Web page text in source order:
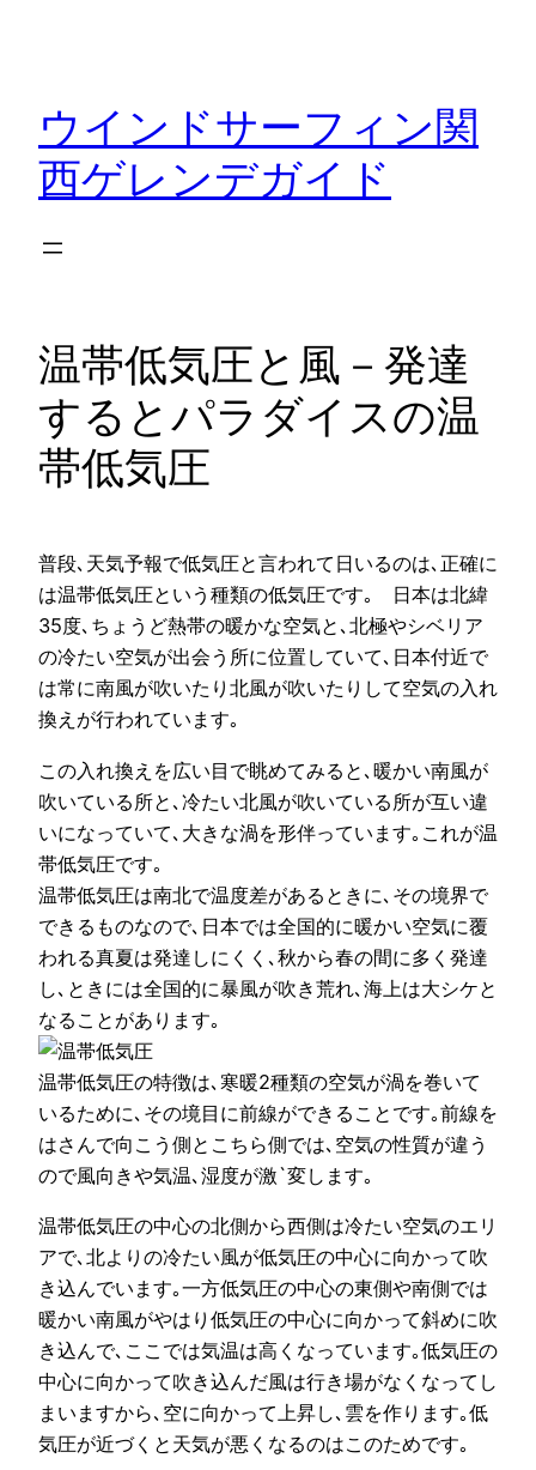
ウインドサーフィン関
西ゲレンデガイド
温帯低気圧と風－発達
するとパラダイスの温
帯低気圧
普段､天気予報で低気圧と言われて日いるのは､正確に
は温帯低気圧という種類の低気圧です｡ 日本は北緯
35度､ちょうど熱帯の暖かな空気と､北極やシベリア
の冷たい空気が出会う所に位置していて､日本付近で
は常に南風が吹いたり北風が吹いたりして空気の入れ
換えが行われています｡
この入れ換えを広い目で眺めてみると､暖かい南風が
吹いている所と､冷たい北風が吹いている所が互い違
いになっていて､大きな渦を形伴っています｡これが温
帯低気圧です｡
温帯低気圧は南北で温度差があるときに､その境界で
できるものなので､日本では全国的に暖かい空気に覆
われる真夏は発達しにくく､秋から春の間に多く発達
し､ときには全国的に暴風が吹き荒れ､海上は大シケと
なることがあります｡
温帯低気圧の特徴は､寒暖2種類の空気が渦を巻いて
いるために､その境目に前線ができることです｡前線を
はさんで向こう側とこちら側では､空気の性質が違う
ので風向きや気温､湿度が激`変します｡
温帯低気圧の中心の北側から西側は冷たい空気のエリ
アで､北よりの冷たい風が低気圧の中心に向かって吹
き込んでいます｡一方低気圧の中心の東側や南側では
暖かい南風がやはり低気圧の中心に向かって斜めに吹
き込んで､ここでは気温は高くなっています｡低気圧の
中心に向かって吹き込んだ風は行き場がなくなってし
まいますから､空に向かって上昇し､雲を作ります｡低
気圧が近づくと天気が悪くなるのはこのためです｡